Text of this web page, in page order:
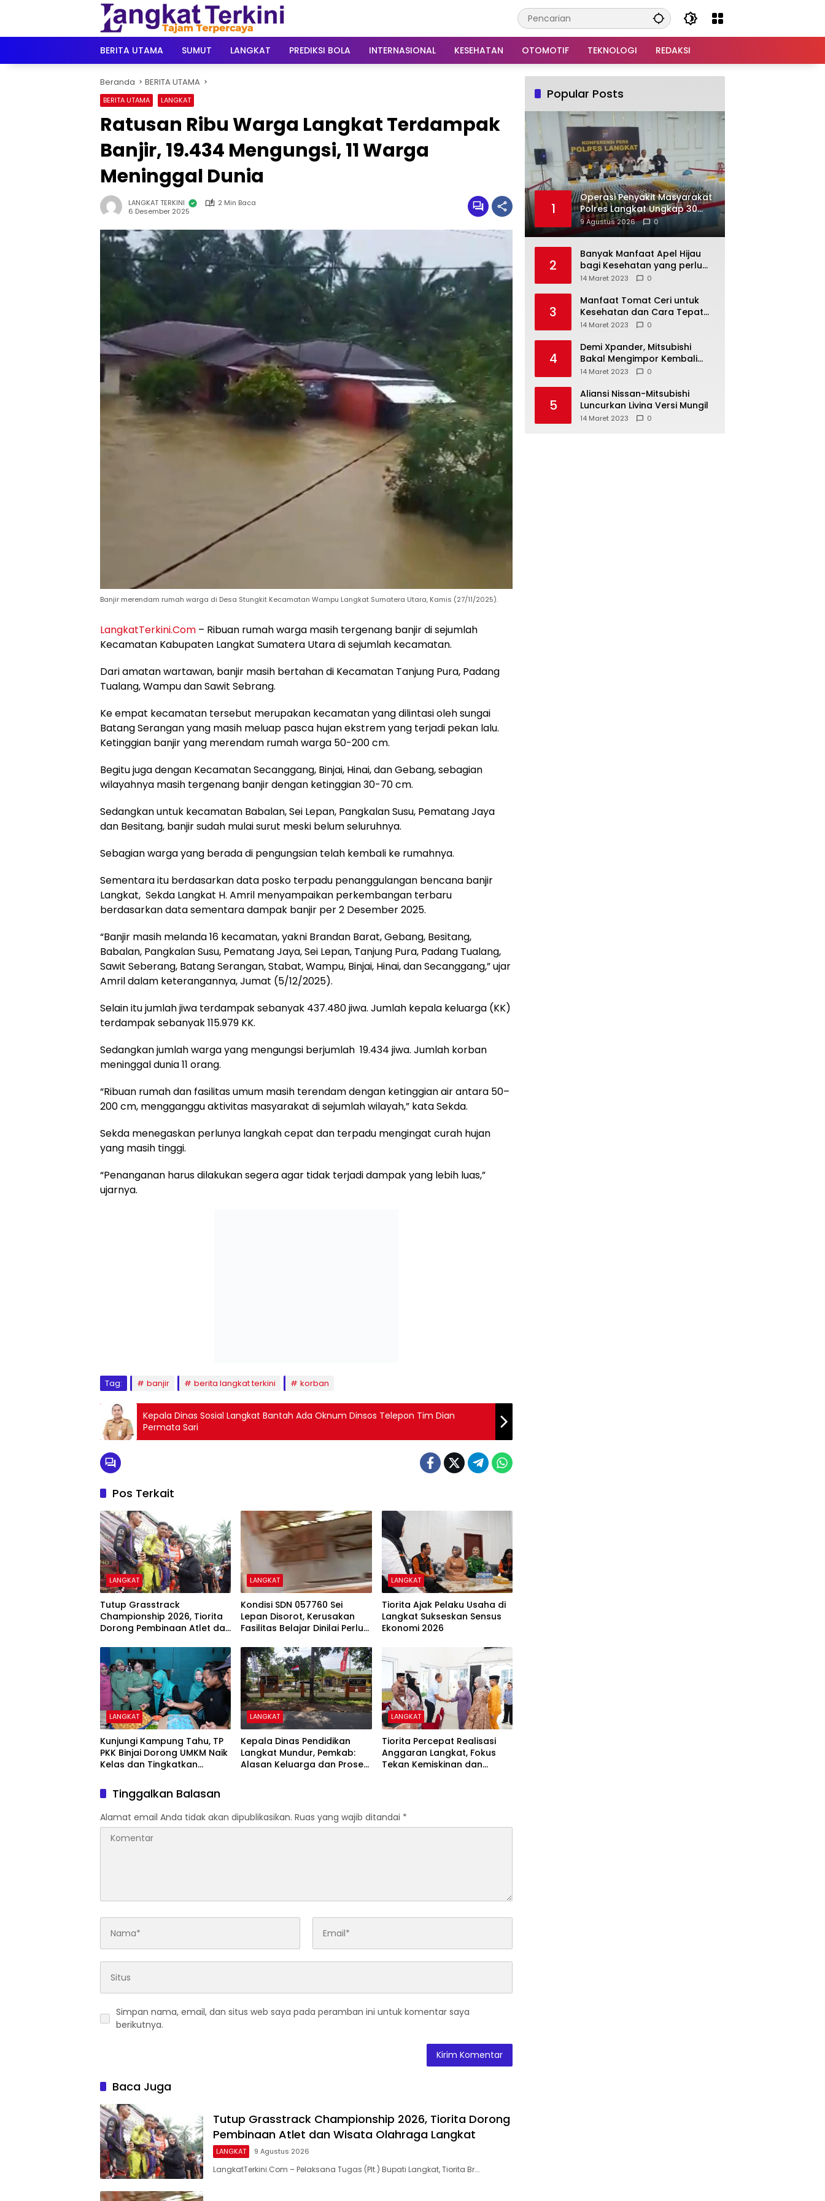
BERITA UTAMA
SUMUT LANGKAT PREDIKSI BOLA INTERNASIONAL KESEHATAN OTOMOTIF TEKNOLOGI REDAKSI
Beranda BERITA UTAMA
BERITA UTAMA LANGKAT
Ratusan Ribu Warga Langkat Terdampak
Banjir, 19.434 Mengungsi, 11 Warga
Meninggal Dunia
LANGKAT TERKINI
2 Min Baca
6 Desember 2025
Banjir merendam rumah warga di Desa Stungkit Kecamatan Wampu Langkat Sumatera Utara, Kamis (27/11/2025).
LangkatTerkini.Com – Ribuan rumah warga masih tergenang banjir di sejumlah
Kecamatan Kabupaten Langkat Sumatera Utara di sejumlah kecamatan.
Dari amatan wartawan, banjir masih bertahan di Kecamatan Tanjung Pura, Padang
Tualang, Wampu dan Sawit Sebrang.
Ke empat kecamatan tersebut merupakan kecamatan yang dilintasi oleh sungai
Batang Serangan yang masih meluap pasca hujan ekstrem yang terjadi pekan lalu.
Ketinggian banjir yang merendam rumah warga 50-200 cm.
Begitu juga dengan Kecamatan Secanggang, Binjai, Hinai, dan Gebang, sebagian
wilayahnya masih tergenang banjir dengan ketinggian 30-70 cm.
Sedangkan untuk kecamatan Babalan, Sei Lepan, Pangkalan Susu, Pematang Jaya
dan Besitang, banjir sudah mulai surut meski belum seluruhnya.
Sebagian warga yang berada di pengungsian telah kembali ke rumahnya.
Sementara itu berdasarkan data posko terpadu penanggulangan bencana banjir
Langkat, Sekda Langkat H. Amril menyampaikan perkembangan terbaru
berdasarkan data sementara dampak banjir per 2 Desember 2025.
“Banjir masih melanda 16 kecamatan, yakni Brandan Barat, Gebang, Besitang,
Babalan, Pangkalan Susu, Pematang Jaya, Sei Lepan, Tanjung Pura, Padang Tualang,
Sawit Seberang, Batang Serangan, Stabat, Wampu, Binjai, Hinai, dan Secanggang,” ujar
Amril dalam keterangannya, Jumat (5/12/2025).
Selain itu jumlah jiwa terdampak sebanyak 437.480 jiwa. Jumlah kepala keluarga (KK)
terdampak sebanyak 115.979 KK.
Sedangkan jumlah warga yang mengungsi berjumlah 19.434 jiwa. Jumlah korban
meninggal dunia 11 orang.
“Ribuan rumah dan fasilitas umum masih terendam dengan ketinggian air antara 50–
200 cm, mengganggu aktivitas masyarakat di sejumlah wilayah,” kata Sekda.
Sekda menegaskan perlunya langkah cepat dan terpadu mengingat curah hujan
yang masih tinggi.
“Penanganan harus dilakukan segera agar tidak terjadi dampak yang lebih luas,”
ujarnya.
Tag: banjir berita langkat terkini korban
Kepala Dinas Sosial Langkat Bantah Ada Oknum Dinsos Telepon Tim Dian
Permata Sari
Pos Terkait
LANGKAT
Tutup Grasstrack
Championship 2026, Tiorita
Dorong Pembinaan Atlet dan
LANGKAT
Kondisi SDN 057760 Sei
Lepan Disorot, Kerusakan
Fasilitas Belajar Dinilai Perlu
LANGKAT
Tiorita Ajak Pelaku Usaha di
Langkat Sukseskan Sensus
Ekonomi 2026
LANGKAT
Kunjungi Kampung Tahu, TP
PKK Binjai Dorong UMKM Naik
Kelas dan Tingkatkan
LANGKAT
Kepala Dinas Pendidikan
Langkat Mundur, Pemkab:
Alasan Keluarga dan Proses
LANGKAT
Tiorita Percepat Realisasi
Anggaran Langkat, Fokus
Tekan Kemiskinan dan
Tinggalkan Balasan
Alamat email Anda tidak akan dipublikasikan. Ruas yang wajib ditandai *
Simpan nama, email, dan situs web saya pada peramban ini untuk komentar saya
berikutnya.
Baca Juga
Tutup Grasstrack Championship 2026, Tiorita Dorong
Pembinaan Atlet dan Wisata Olahraga Langkat
LANGKAT 9 Agustus 2026
LangkatTerkini.Com – Pelaksana Tugas (Plt.) Bupati Langkat, Tiorita Br….
Popular Posts
1
Operasi Penyakit Masyarakat
Polres Langkat Ungkap 30
Kasus Narkoba, 34
Tersangka Diamankan
9 Agustus 2026 0
2
Banyak Manfaat Apel Hijau
bagi Kesehatan yang perlu
Anda ketahui
14 Maret 2023 0
3
Manfaat Tomat Ceri untuk
Kesehatan dan Cara Tepat
Mengonsumsinya
14 Maret 2023 0
4
Demi Xpander, Mitsubishi
Bakal Mengimpor Kembali
Pajero Sport
14 Maret 2023 0
5
Aliansi Nissan-Mitsubishi
Luncurkan Livina Versi Mungil
14 Maret 2023 0